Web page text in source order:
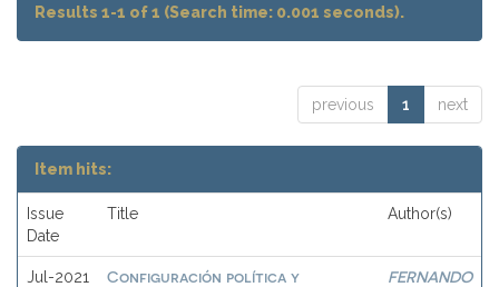
Results 1-1 of 1 (Search time: 0.001 seconds).
previous 1 next
Item hits:
Issue
Date
Title Author(s)
Jul-2021
Configuración política y
FERNANDO